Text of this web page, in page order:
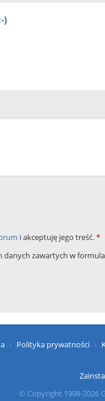
)
i akceptuję jego treść.*
danych zawartych w
Polityka prywatności
© Copyright 1998-2026